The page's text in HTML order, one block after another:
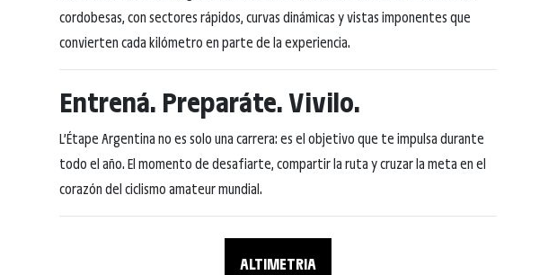
cordobesas, con sectores rápidos, curvas dinámicas y vistas imponentes que
convierten cada kilómetro en parte de la experiencia.
Entrená. Preparáte. Vivilo.
L’Étape Argentina no es solo una carrera: es el objetivo que te impulsa durante
todo el año. El momento de desafiarte, compartir la ruta y cruzar la meta en el
corazón del ciclismo amateur mundial.
ALTIMETRIA